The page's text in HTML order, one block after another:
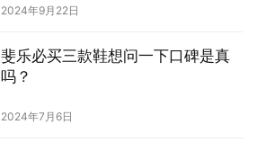
2024年9月22日
斐乐必买三款鞋想问一下口碑是真
吗？
2024年7月6日